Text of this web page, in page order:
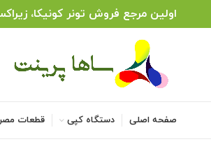
اولین مرجع فروش تونر کونیکا،
صفحه اصلی دستگاه کپی قطعات